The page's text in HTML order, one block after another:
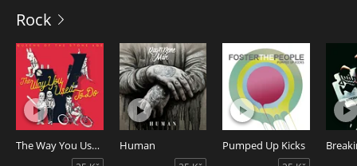
Rock
The Way You Used to Do Human Pumped Up Kicks